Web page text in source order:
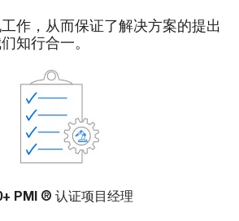
作，从而保证了解决方案的提出
知行合一。
PMI ® 认证项目经理